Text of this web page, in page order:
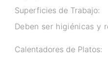
Superficies de Trabajo:
Deben ser higiénicas y
Calentadores de Platos: